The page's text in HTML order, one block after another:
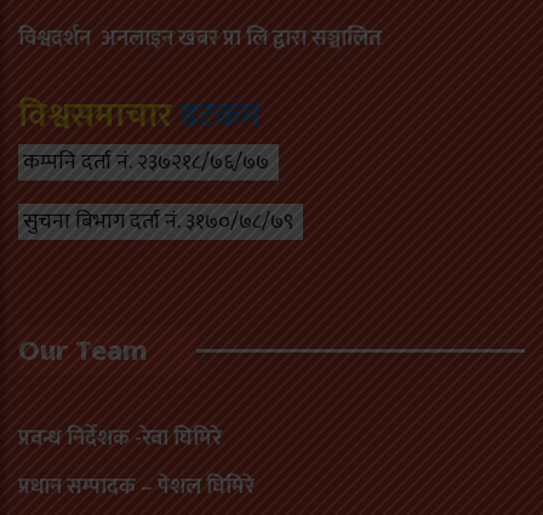
विश्वदर्शन अनलाइन खबर प्रा लि द्वारा सञ्चालित
विश्वसमाचारडटकम
कम्पनि दर्ता नं. २३७२१८/७६/७७
सुचना बिभाग दर्ता नं. ३१७०/७८/७९
Our Team
प्रवन्ध निर्देशक -रेवा घिमिरे
प्रधान सम्पादक – पेशल घिमिरे